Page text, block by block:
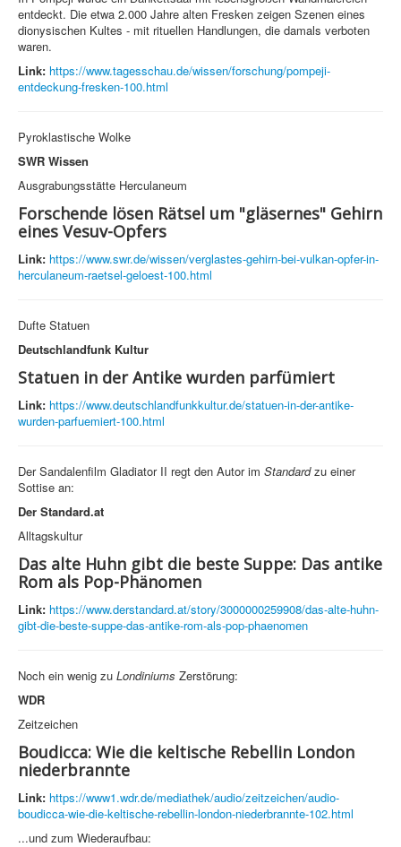
entdeckt. Die etwa 2.000 Jahre alten Fresken zeigen Szenen eines
dionysischen Kultes - mit rituellen Handlungen, die damals verboten
waren.
Link: https://www.tagesschau.de/wissen/forschung/pompeji-
entdeckung-fresken-100.html
Pyroklastische Wolke
SWR Wissen
Ausgrabungsstätte Herculaneum
Forschende lösen Rätsel um "gläsernes" Gehirn
eines Vesuv-Opfers
Link: https://www.swr.de/wissen/verglastes-gehirn-bei-vulkan-opfer-in-
herculaneum-raetsel-geloest-100.html
Dufte Statuen
Deutschlandfunk Kultur
Statuen in der Antike wurden parfümiert
Link: https://www.deutschlandfunkkultur.de/statuen-in-der-antike-
wurden-parfuemiert-100.html
Der Sandalenfilm Gladiator II regt den Autor im Standardzu einer
Sottise an:
Der Standard.at
Alltagskultur
Das alte Huhn gibt die beste Suppe: Das antike
Rom als Pop-Phänomen
Link: https://www.derstandard.at/story/3000000259908/das-alte-huhn-
gibt-die-beste-suppe-das-antike-rom-als-pop-phaenomen
Noch ein wenig zu Londiniums Zerstörung:
WDR
Zeitzeichen
Boudicca: Wie die keltische Rebellin London
niederbrannte
Link: https://www1.wdr.de/mediathek/audio/zeitzeichen/audio-
boudicca-wie-die-keltische-rebellin-london-niederbrannte-102.html
...und zum Wiederaufbau: